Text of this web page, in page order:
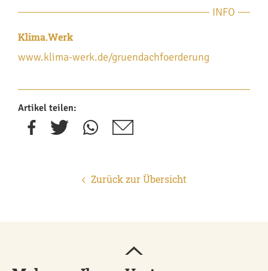
INFO
Klima.Werk
www.klima-werk.de/gruendachfoerderung
Artikel teilen:
Zurück zur Übersicht